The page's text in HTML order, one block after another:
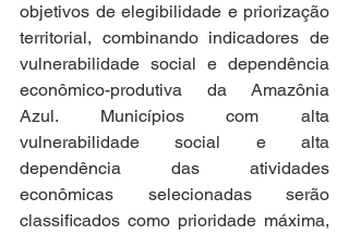
objetivos de elegibilidade e priorização
territorial, combinando indicadores de
vulnerabilidade social e dependência
econômico-produtiva da Amazônia
Azul. Municípios com alta
vulnerabilidade social e alta
dependência das atividades
econômicas selecionadas serão
classificados como prioridade máxima,